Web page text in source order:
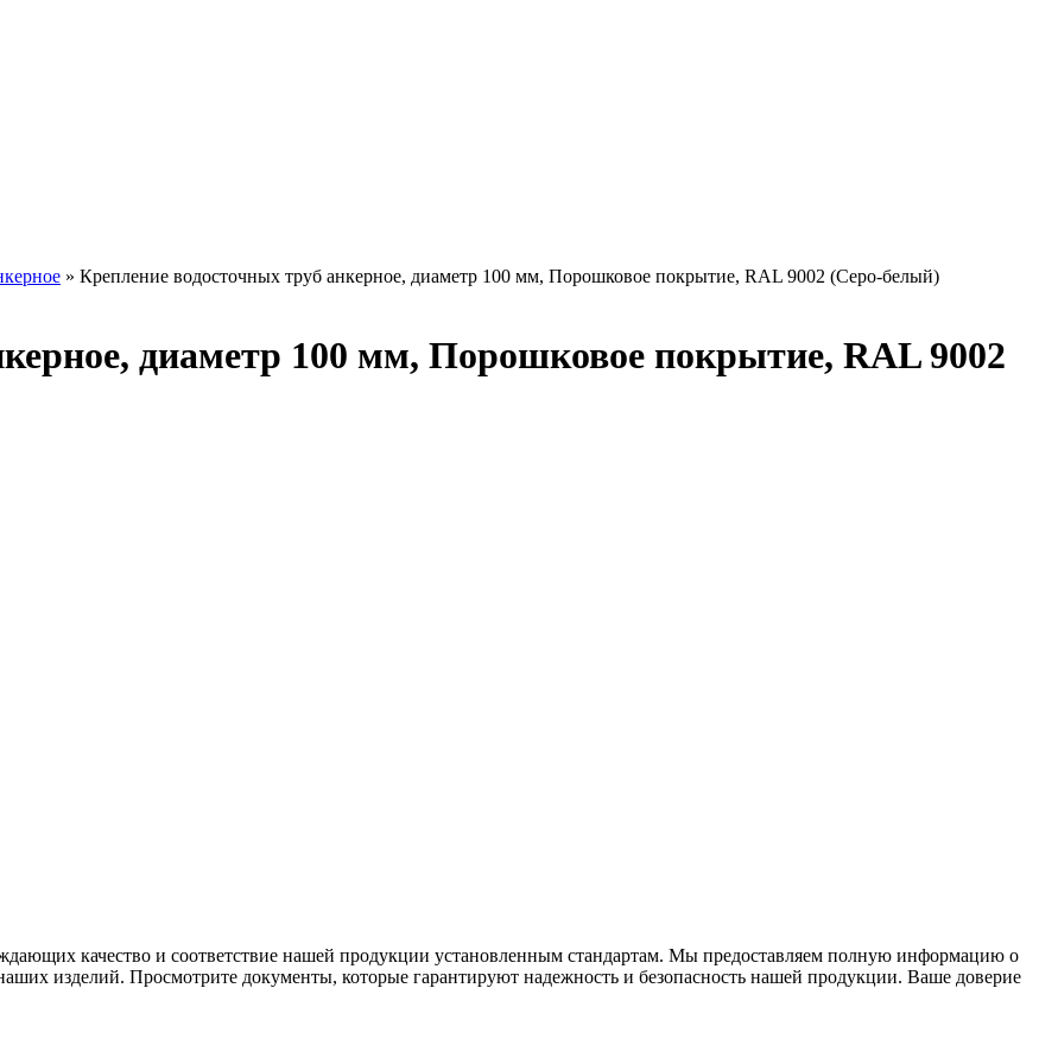
» Крепление водосточных труб анкерное, диаметр 100 мм, Порошковое покрытие, RAL 9002 (Серо-белый)
диаметр 100 мм, Порошковое покрытие, RAL 9002
качество и соответствие нашей продукции установленным стандартам. Мы предоставляем полную информацию о
изделий. Просмотрите документы, которые гарантируют надежность и безопасность нашей продукции. Ваше доверие